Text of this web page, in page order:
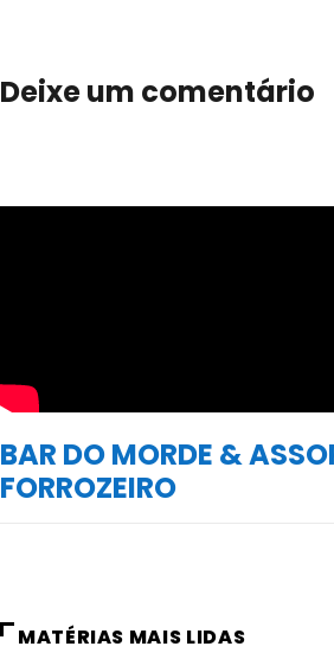
Deixe um comentário
BAR DO MORDE &
FORROZEIRO
MATÉRIAS MAIS LIDAS